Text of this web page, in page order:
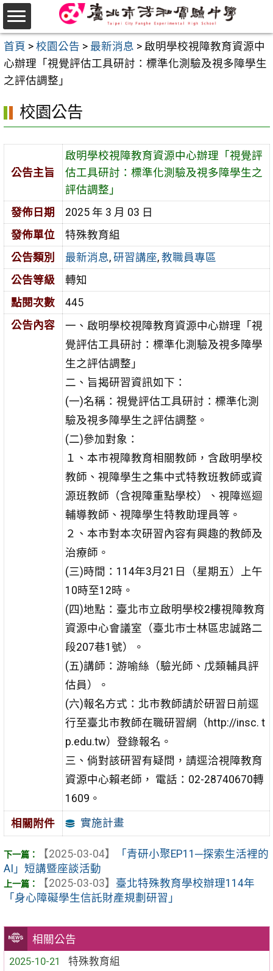
跳
至
主
要
內
首頁 > 校園公告 > 最新消息 > 啟明學校視障教育資源中
心辦理「視覺評估工具研討：標準化測驗及視多障學生
之評估調整」
相關公告
2025-10-21
特殊教育組
校園公告
公告主旨
啟明學校視障教育資源中心辦理「視覺評
估工具研討：標準化測驗及視多障學生之
評估調整」
發佈日期
2025 年 3 月 03 日
發佈單位
特殊教育組
公告類別
最新消息, 研習講座, 教職員專區
公告等級
轉知
點閱次數
445
公告內容
一、啟明學校視障教育資源中心辦理「視
覺評估工具研討：標準化測驗及視多障學
生之評估調整」
二、旨揭研習資訊如下：
(一)名稱：視覺評估工具研討：標準化測
驗及視多障學生之評估調整。
(二)參加對象：
１、本市視障教育相關教師，含啟明學校
教師、視障學生之集中式特教班教師或資
源班教師（含視障重點學校）、視障巡迴
輔導教師、視障學生特教助理員等。
２、本市對本次研習內容有興趣的教師及
治療師。
(三)時間：114年3月21日（星期五）上午
10時至12時。
(四)地點：臺北市立啟明學校2樓視障教育
資源中心會議室（臺北市士林區忠誠路二
段207巷1號）。
(五)講師：游喻絲（驗光師、戊類輔具評
估員）。
(六)報名方式：北市教師請於研習日前逕
行至臺北市教師在職研習網（http://insc. t
p.edu.tw）登錄報名。
三、倘對該研習有疑問，請逕洽視障教育
資源中心賴老師， 電話：02-28740670轉
1609。
相關附件 實施計畫
【2025-03-04】
「青研小聚EP11─探索生活裡的
AI」短講暨座談活動
【2025-03-03】 臺北特殊教育學校辦理114年
「身心障礙學生信託財產規劃研習」
選
單